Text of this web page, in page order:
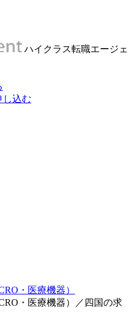
ハイクラス転職エージェ
し込む
・医療機器）
・医療機器）／四国の求